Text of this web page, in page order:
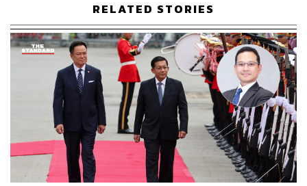
อีกทั้งความน่าสนใจของตลาดภูมิภาคเอเชียตะวันออกเฉียง
ใต้ขณะนี้มาจากตัวเลขปลายทางการส่งออกที่ใหญ่ที่สุดของ
จีน ซึ่งพบว่าในช่วง 4 เดือนแรกของปีนี้ เรียกได้ว่าแซงหน้า
สหรัฐอเมริกาและสหภาพยุโรป
มากไปกว่านั้น บรรดาผู้ผลิตอยู่ระหว่างก่อสร้างโรงงานอีก
หลายแห่งในเอเชียตะวันออกเฉียงใต้ ซึ่งมีประชากร 660 ล้าน
คน โดยบริษัทเทคโนโลยีของจีนหลายแห่งได้เข้าไปขยาย
ตลาดในภูมิภาคนี้
RELATED STORIES